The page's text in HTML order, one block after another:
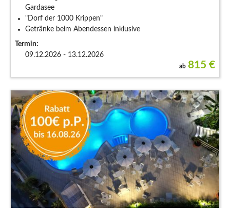
Gardasee
"Dorf der 1000 Krippen"
Getränke beim Abendessen inklusive
Termin:
09.12.2026 - 13.12.2026
ab 815 €